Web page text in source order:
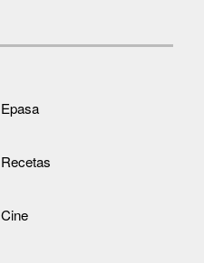
Epasa
Recetas
Cine